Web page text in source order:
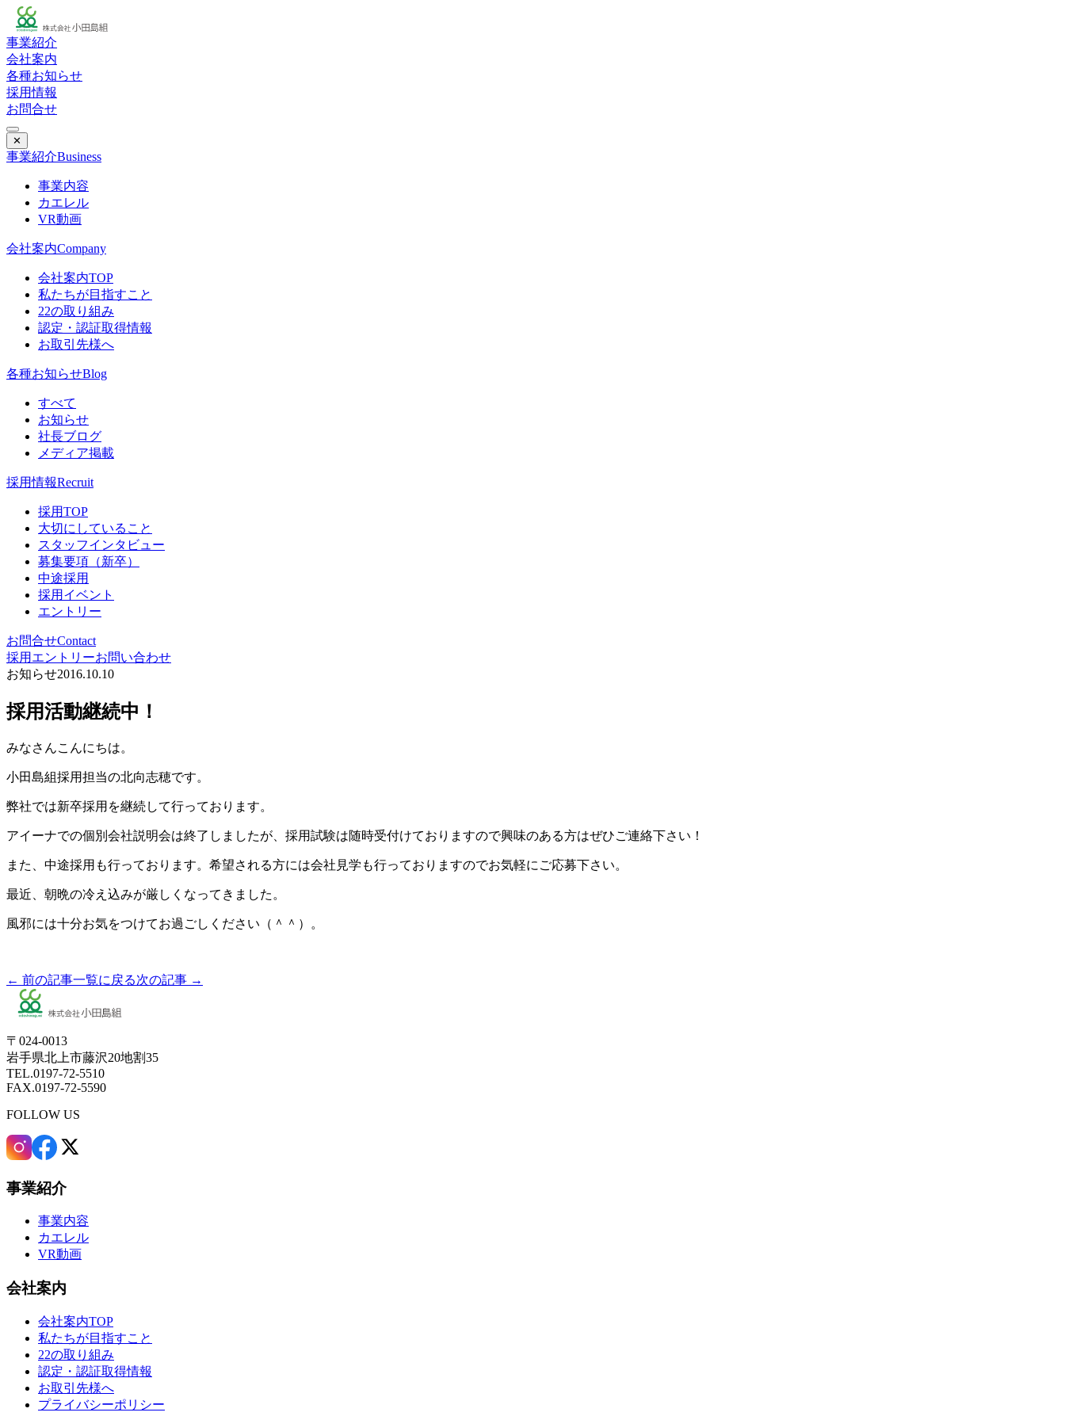
事業紹介
会社案内
各種お知らせ
採用情報
お問合せ
✕
事業紹介Business
事業内容
カエレル
VR動画
会社案内Company
会社案内TOP
私たちが目指すこと
22の取り組み
認定・認証取得情報
お取引先様へ
各種お知らせBlog
すべて
お知らせ
社長ブログ
メディア掲載
採用情報Recruit
採用TOP
大切にしていること
スタッフインタビュー
募集要項（新卒）
中途採用
採用イベント
エントリー
お問合せContact
採用エントリーお問い合わせ
お知らせ2016.10.10
採用活動継続中！
みなさんこんにちは。
小田島組採用担当の北向志穂です。
弊社では新卒採用を継続して行っております。
アイーナでの個別会社説明会は終了しましたが、採用試験は随時受付けておりますので興味のある方はぜひご連絡下さい！
また、中途採用も行っております。希望される方には会社見学も行っておりますのでお気軽にご応募下さい。
最近、朝晩の冷え込みが厳しくなってきました。
風邪には十分お気をつけてお過ごしください（＾＾）。
← 前の記事一覧に戻る次の記事 →
〒024-0013
岩手県北上市藤沢20地割35
TEL.0197-72-5510
FAX.0197-72-5590
FOLLOW US
事業紹介
事業内容
カエレル
VR動画
会社案内
会社案内TOP
私たちが目指すこと
22の取り組み
認定・認証取得情報
お取引先様へ
プライバシーポリシー